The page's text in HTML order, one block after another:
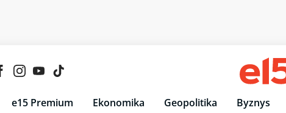
e15 Premium Ekonomika Geopolitika Byznys